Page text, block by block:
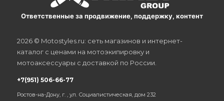
Ответственные за продвижение, поддержку, контент
2026 © Motostyles.ru: сеть магазинов и интернет-
каталог с ценами на мотоэкипировку и
мотоаксессуары с доставкой по России.
+7(951) 506-66-77
Ростов-на-Дону, г. , ул. Социалистическая, дом 232